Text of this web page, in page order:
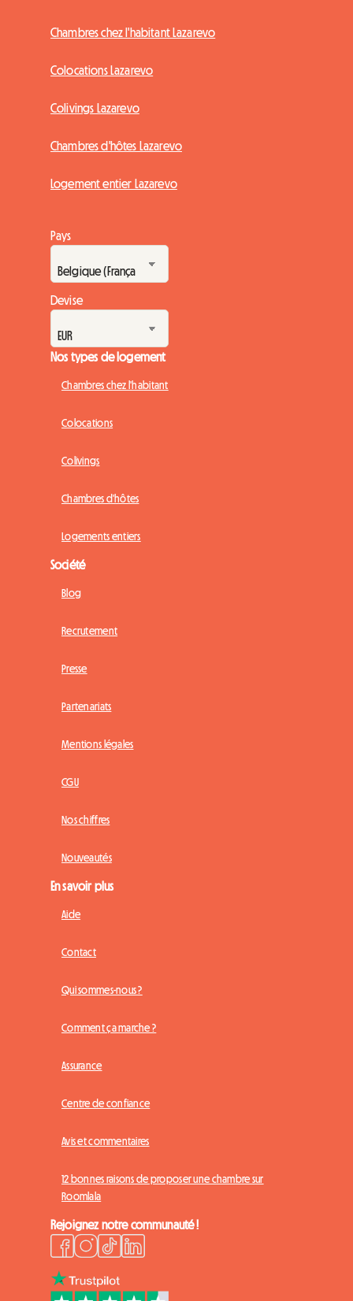
Chambres chez l'habitant Lazarevo
Colocations Lazarevo
Colivings Lazarevo
Chambres d'hôtes Lazarevo
Logement entier Lazarevo
Pays
Devise
Nos types de logement
Chambres chez l'habitant
Colocations
Colivings
Chambres d'hôtes
Logements entiers
Société
Blog
Recrutement
Presse
Partenariats
Mentions légales
CGU
Nos chiffres
Nouveautés
En savoir plus
Aide
Contact
Qui sommes-nous ?
Comment ça marche ?
Assurance
Centre de confiance
Avis et commentaires
12 bonnes raisons de proposer une chambre sur
Roomlala
Rejoignez notre communauté !